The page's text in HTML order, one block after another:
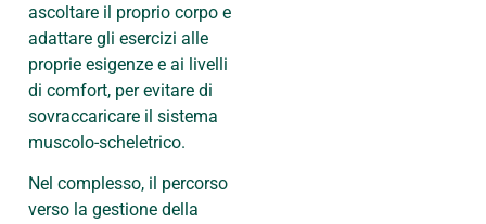
ascoltare il proprio corpo e
adattare gli esercizi alle
proprie esigenze e ai livelli
di comfort, per evitare di
sovraccaricare il sistema
muscolo-scheletrico.
Nel complesso, il percorso
verso la gestione della